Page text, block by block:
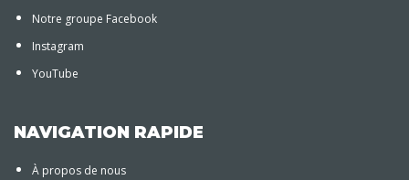
Notre groupe Facebook
Instagram
YouTube
NAVIGATION RAPIDE
À propos de nous